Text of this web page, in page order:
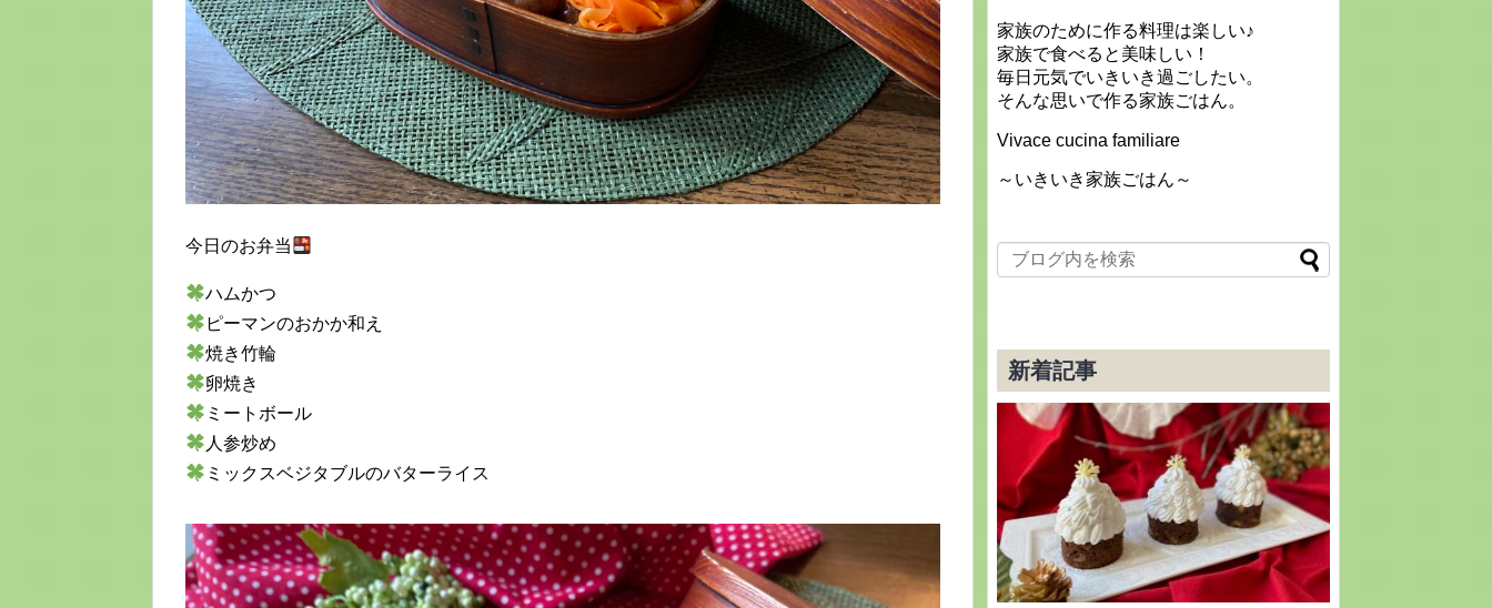
今日のお弁当
ハムかつ
ピーマンのおかか和え
焼き竹輪
卵焼き
ミートボール
人参炒め
ミックスベジタブルのバターライス
家族のために作る料理は楽しい♪
家族で食べると美味しい！
毎日元気でいきいき過ごしたい。
そんな思いで作る家族ごはん。
Vivace cucina familiare
～いきいき家族ごはん～
新着記事